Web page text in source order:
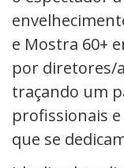
e Mostra 60+
por diretores/
traçando um
profissionais
que se